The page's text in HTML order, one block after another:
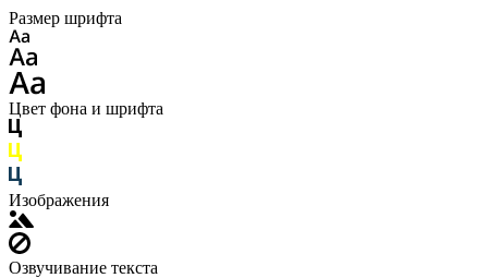
Размер шрифта
Цвет фона и шрифта
Изображения
Озвучивание текста